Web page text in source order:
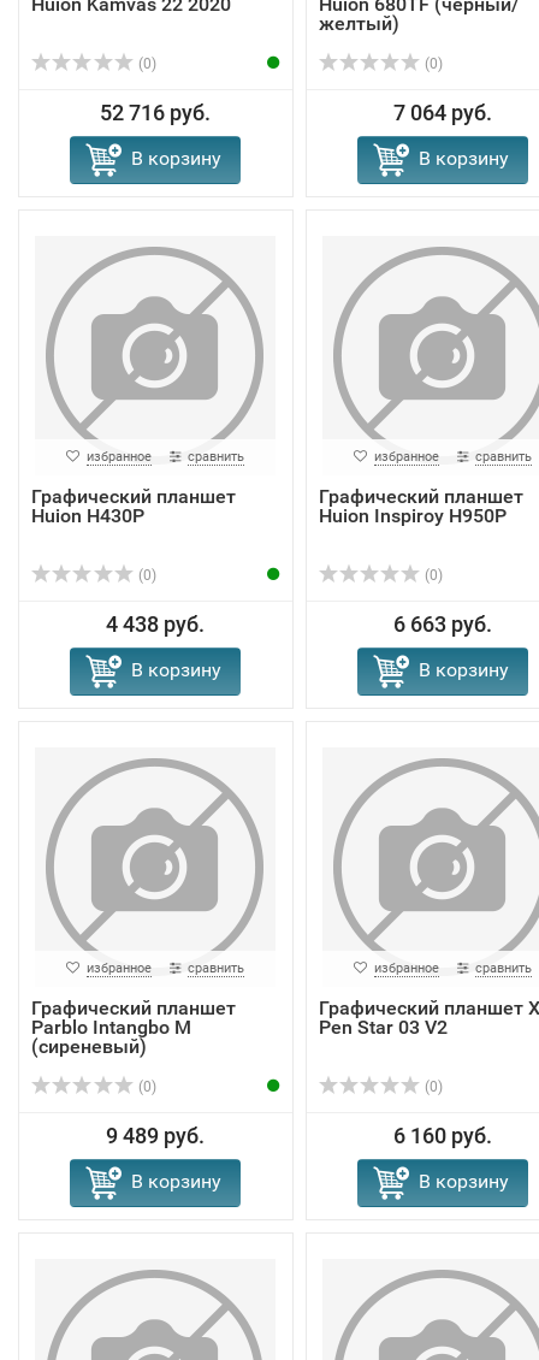
(0)
52 716 руб.
В корзину
желтый)
(0)
7 064 руб.
В корзину
избранное сравнить
Графический планшет
Huion H430P
(0)
4 438 руб.
В корзину
избранное сравнить
Графический планшет
Huion Inspiroy H950P
(0)
6 663 руб.
В корзину
избранное сравнить
Графический планшет
Parblo Intangbo M
(сиреневый)
(0)
9 489 руб.
В корзину
избранное сравнить
Графический планшет
Pen Star 03 V2
(0)
6 160 руб.
В корзину